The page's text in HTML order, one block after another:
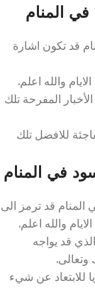
المنام
قد تكون اشارة
والله اعلم.
المفرحة تلك
للافضل تلك
في المنام
قد ترمز الى
والله اعلم.
قد يواجه
وتعالى.
للابتعاد عن شيء